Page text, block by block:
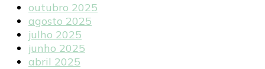
outubro 2025
agosto 2025
julho 2025
junho 2025
abril 2025